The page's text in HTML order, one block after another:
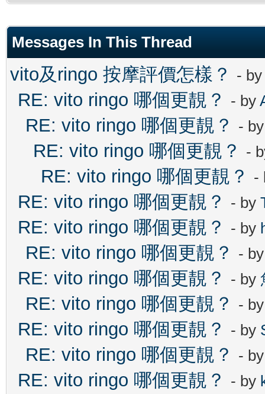
Messages In This Thread
vito及ringo 按摩評價怎樣？ -
RE: vito ringo 哪個更靚？ - by
RE: vito ringo 哪個更靚？ -
RE: vito ringo 哪個更靚？ -
RE: vito ringo 哪個更靚？ -
RE: vito ringo 哪個更靚？ - by
RE: vito ringo 哪個更靚？ - by
RE: vito ringo 哪個更靚？ -
RE: vito ringo 哪個更靚？ - by
RE: vito ringo 哪個更靚？ -
RE: vito ringo 哪個更靚？ - by
RE: vito ringo 哪個更靚？ -
RE: vito ringo 哪個更靚？ - by